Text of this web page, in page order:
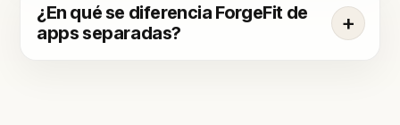
¿En qué se diferencia ForgeFit de
apps separadas?